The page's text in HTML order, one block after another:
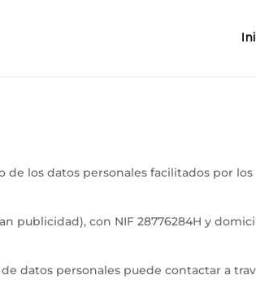
los datos personales facilitados por
publicidad), con NIF 28776284H y
datos personales puede contactar a